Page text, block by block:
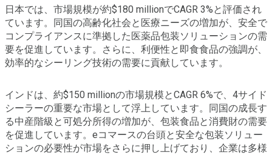
日本では、市場規模が約$180 millionでCAGR 3%と評価され
ています。同国の高齢化社会と医療ニーズの増加が、安全で
コンプライアンスに準拠した医薬品包装ソリューションの需
要を促進しています。さらに、利便性と即食食品の強調が、
効率的なシーリング技術の需要に貢献しています。
インドは、約$150 millionの市場規模とCAGR 6%で、4サイド
シーラーの重要な市場として浮上しています。同国の成長す
る中産階級と可処分所得の増加が、包装食品と消費財の需要
を促進しています。eコマースの台頭と安全な包装ソリュー
ションの必要性が市場をさらに押し上げており、企業は多様